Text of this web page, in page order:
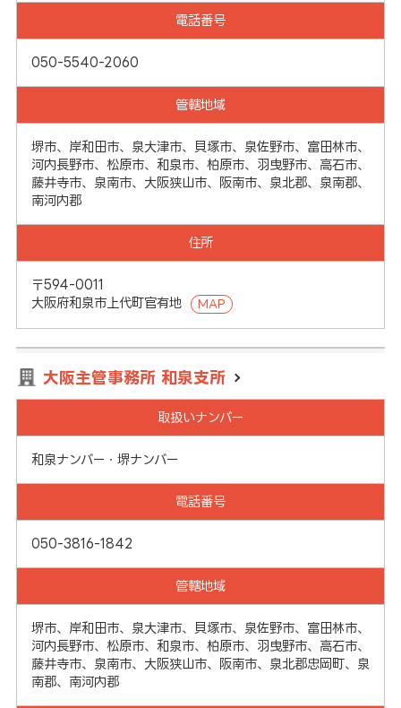
電話番号
050-5540-2060
管轄地域
堺市、岸和田市、泉大津市、貝塚市、泉佐野市、富田林市、
河内長野市、松原市、和泉市、柏原市、羽曳野市、高石市、
藤井寺市、泉南市、大阪狭山市、阪南市、泉北郡、泉南郡、
南河内郡
住所
〒594-0011
大阪府和泉市上代町官有地
MAP
大阪主管事務所 和泉支所
取扱いナンバー
和泉ナンバー・堺ナンバー
電話番号
050-3816-1842
管轄地域
堺市、岸和田市、泉大津市、貝塚市、泉佐野市、富田林市、
河内長野市、松原市、和泉市、柏原市、羽曳野市、高石市、
藤井寺市、泉南市、大阪狭山市、阪南市、泉北郡忠岡町、泉
南郡、南河内郡